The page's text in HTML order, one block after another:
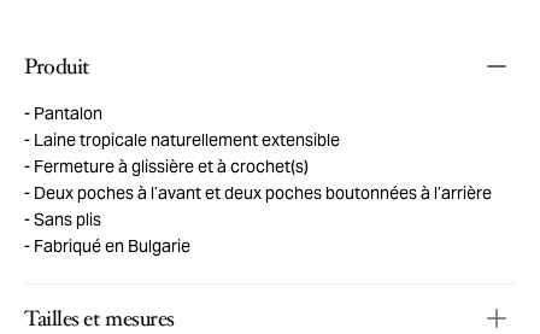
Produit
Pantalon
Laine tropicale naturellement extensible
Fermeture à glissière et à crochet(s)
Deux poches à l’avant et deux poches boutonnées à l’arrière
Sans plis
Fabriqué en Bulgarie
Tailles et mesures